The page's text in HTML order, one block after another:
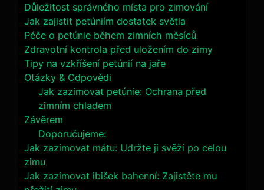
Důležitost správného místa pro zimování
Jak zajistit petúniím dostatek světla
Péče o petúnie během zimních měsíců
Zdravotní kontrola před uložením do zimy
Tipy na vzkříšení petúnií na jaře
Otázky & Odpovědi
Jak zazimovat petúnie: Ochrana před
zimním chladem
Závěrem
Doporučujeme:
Jak zazimovat mátu: Udržte ji svěží po celou
zimu
Jak zazimovat ibišek bahenní: Zajistěte mu